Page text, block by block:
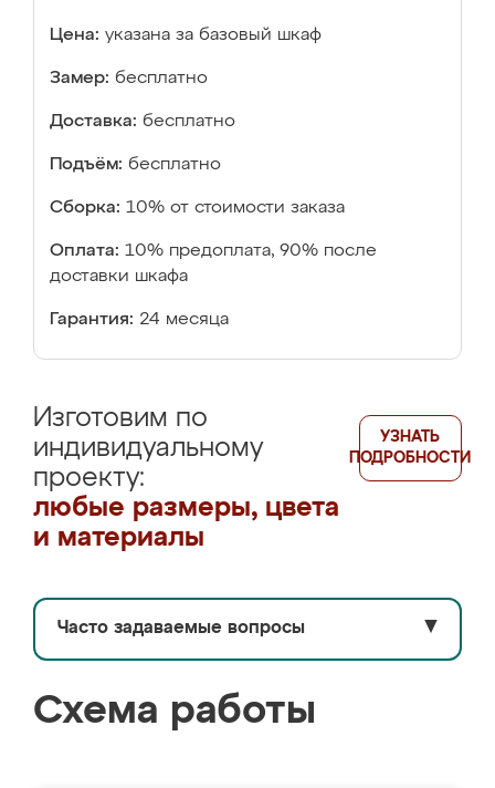
Цена: указана за базовый шкаф
Замер: бесплатно
Доставка: бесплатно
Подъём: бесплатно
Сборка: 10% от стоимости заказа
Оплата: 10% предоплата, 90% после
доставки шкафа
Гарантия: 24 месяца
Изготовим по
индивидуальному
проекту:
любые размеры, цвета
и материалы
УЗНАТЬ
ПОДРОБНОСТИ
Часто задаваемые вопросы ▼
Схема работы